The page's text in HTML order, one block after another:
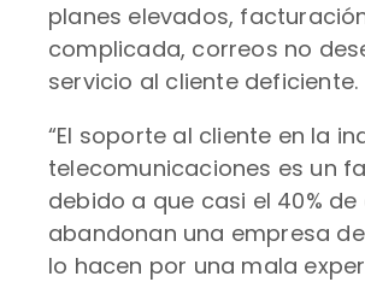
planes elevados,
complicada, correos no
servicio al cliente deficiente.
“El soporte al cliente en la
telecomunicaciones es un
debido a que casi el 40% de
abandonan una empresa
lo hacen por una mala